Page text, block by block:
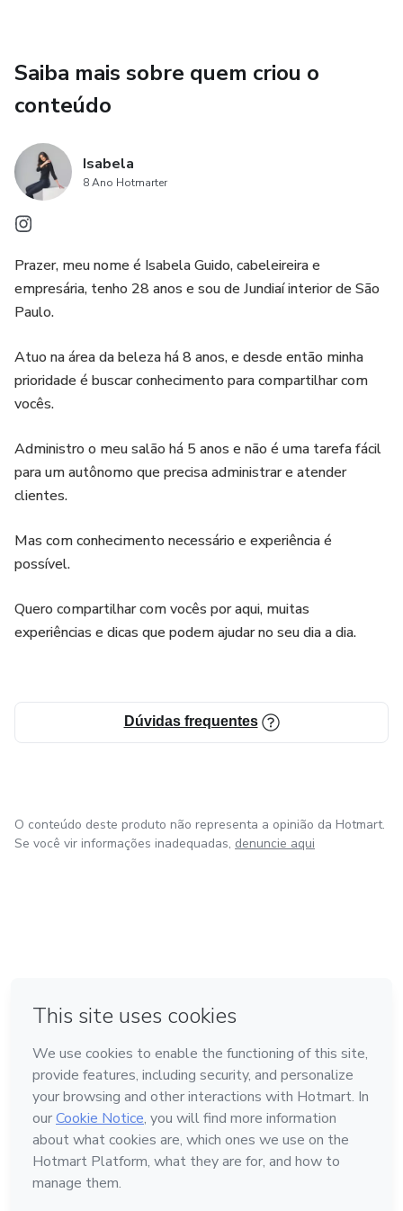
Saiba mais sobre quem criou o
conteúdo
Isabela
8 Ano Hotmarter
Prazer, meu nome é Isabela Guido, cabeleireira e
empresária, tenho 28 anos e sou de Jundiaí interior de São
Paulo.
Atuo na área da beleza há 8 anos, e desde então minha
prioridade é buscar conhecimento para compartilhar com
vocês.
Administro o meu salão há 5 anos e não é uma tarefa fácil
para um autônomo que precisa administrar e atender
clientes.
Mas com conhecimento necessário e experiência é
possível.
Quero compartilhar com vocês por aqui, muitas
experiências e dicas que podem ajudar no seu dia a dia.
Dúvidas frequentes
O conteúdo deste produto não representa a opinião da Hotmart.
Se você vir informações inadequadas, denuncie aqui
Feito com ❤ na Cidade do México
Conheça a Hotmart
Idioma
Português